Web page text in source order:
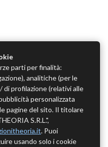
parti per finalità:
analitiche (per le
profilazione (relativi alle
personalizzata
pagine del sito. Il titolare
S.R.L.",
. Puoi
usando solo i cookie